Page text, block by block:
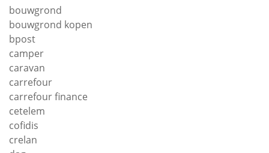
bouwgrond
bouwgrond kopen
bpost
camper
caravan
carrefour
carrefour finance
cetelem
cofidis
crelan